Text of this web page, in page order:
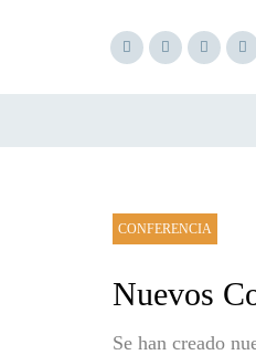
CONFERENCIA
Nuevos
Se han creado